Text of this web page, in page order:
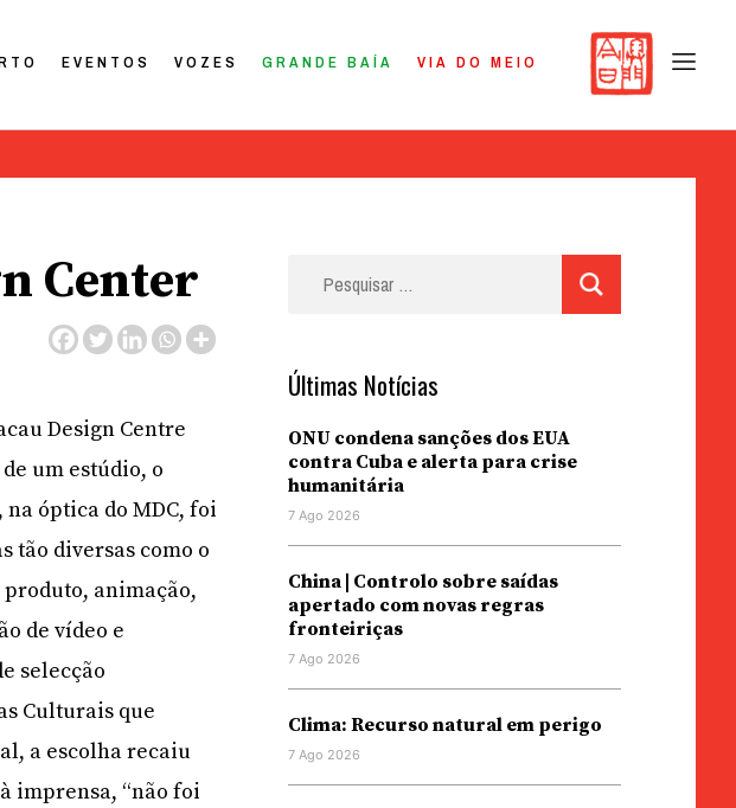
EVENTOS VOZES GRANDE BAÍA VIA DO MEIO
Center
Design Centre
um estúdio, o
óptica do MDC, foi
tão diversas como o
animação,
de vídeo e
selecção
Culturais que
a escolha recaiu
imprensa, “não foi
Últimas Notícias
ONU condena sanções dos EUA
contra Cuba e alerta para crise
humanitária
7 Ago 2026
China | Controlo sobre saídas
apertado com novas regras
fronteiriças
7 Ago 2026
Clima: Recurso natural em perigo
7 Ago 2026